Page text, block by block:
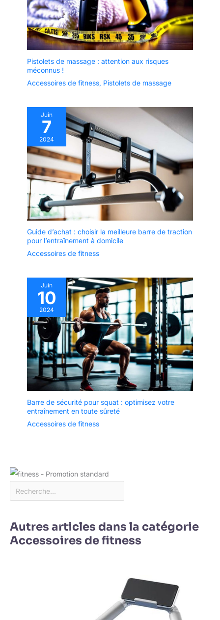
Pistolets de massage : attention aux risques
méconnus !
Accessoires de fitness, Pistolets de massage
Juin
7
2024
Guide d’achat : choisir la meilleure barre de traction
pour l’entraînement à domicile
Accessoires de fitness
Juin
10
2024
Barre de sécurité pour squat : optimisez votre
entraînement en toute sûreté
Accessoires de fitness
Autres articles dans la catégorie
Accessoires de fitness